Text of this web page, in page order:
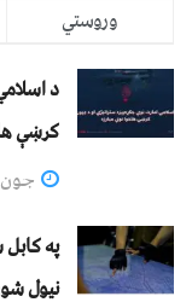
وروستي
د
کرښې
جون 22, 2026
په
نيول